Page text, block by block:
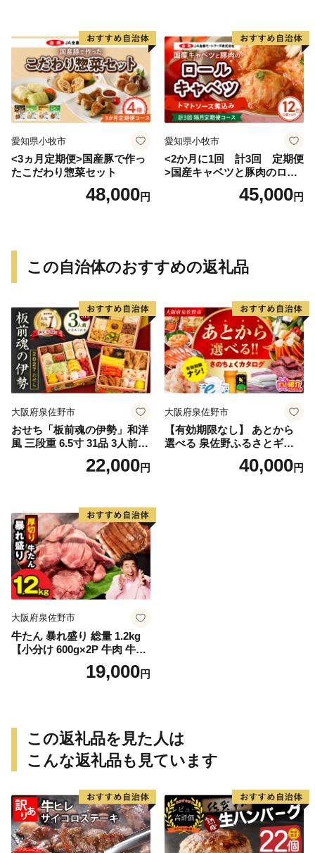
愛知県小牧市
<3ヵ月定期便>国産豚で作っ
たこだわり惣菜セット
48,000円
愛知県小牧市
<2か月に1回 計3回 定期便
>国産キャベツと豚肉のロー
ルキャベツ（6P入り）
45,000円
この自治体のおすすめの返礼品
大阪府泉佐野市
おせち「板前魂の伊勢」和洋
風 三段重 6.5寸 31品 3人前
【1位獲得 おせち料理 板前魂
贅沢おせち お節 惣菜 冷凍 先
22,000円
大阪府泉佐野市
【有効期限なし】 あとから
選べる 泉佐野ふるさとギフ
ト（寄附40,000円コース）
【4000品以上掲載 高評価 カ
40,000円
大阪府泉佐野市
牛たん 暴れ盛り 総量 1.2kg
【小分け 600g×2P 牛肉 牛タ
ン 牛たん 厚切り牛タン 焼肉
BBQ キャンプ 焼くだけ 簡単
19,000円
この返礼品を見た人は
こんな返礼品も見ています